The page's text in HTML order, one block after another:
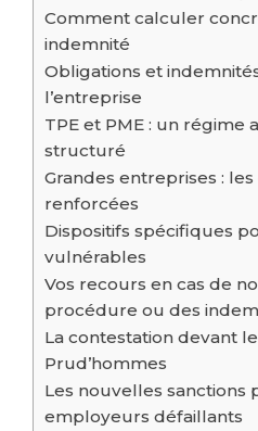
Comment calculer
indemnité
Obligations et
l’entreprise
TPE et PME : un régime
structuré
Grandes entreprises :
renforcées
Dispositifs spécifiques
vulnérables
Vos recours en cas de
procédure ou des
La contestation devant
Prud’hommes
Les nouvelles sanctions
employeurs défaillants